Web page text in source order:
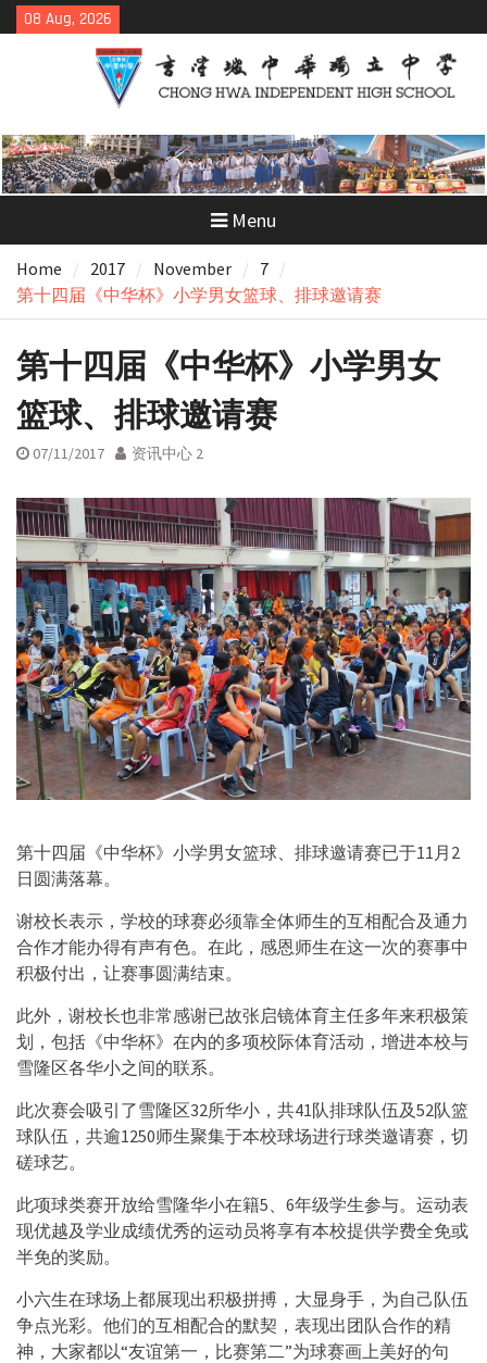
Skip
to
08 Aug, 2026
Menu
Home 2017 November
7
第十四届《中华杯》小学男女篮球、排球邀请赛
第十四届《中华杯》小学男女
篮球、排球邀请赛
07/11/2017 资讯中心 2
第十四届《中华杯》小学男女篮球、排球邀请赛已于11月2
日圆满落幕。
谢校长表示，学校的球赛必须靠全体师生的互相配合及通力
合作才能办得有声有色。在此，感恩师生在这一次的赛事中
积极付出，让赛事圆满结束。
此外，谢校长也非常感谢已故张启镜体育主任多年来积极策
划，包括《中华杯》在内的多项校际体育活动，增进本校与
雪隆区各华小之间的联系。
此次赛会吸引了雪隆区32所华小，共41队排球队伍及52队篮
球队伍，共逾1250师生聚集于本校球场进行球类邀请赛，切
磋球艺。
此项球类赛开放给雪隆华小在籍5、6年级学生参与。运动表
现优越及学业成绩优秀的运动员将享有本校提供学费全免或
半免的奖励。
小六生在球场上都展现出积极拼搏，大显身手，为自己队伍
争点光彩。他们的互相配合的默契，表现出团队合作的精
神，大家都以“友谊第一，比赛第二”为球赛画上美好的句